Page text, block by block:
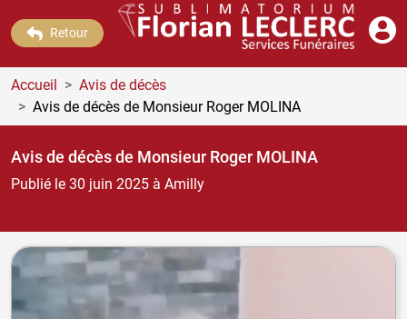
Retour
Accueil
Avis de décès
Avis de décès de Monsieur Roger MOLINA
Avis de décès de Monsieur Roger MOLINA
Publié le 30 juin 2025 à Amilly